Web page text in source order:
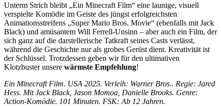
Unterm Strich bleibt „Ein Minecraft Film“ eine launige, visuell
verspielte Komödie im Geiste des jüngst erfolgreichsten
Animationsstreifens „Super Mario Bros. Movie“ (ebenfalls mit Jack
Black) und amüsantem Will Ferrell-Unsinn – aber auch ein Film, der
sich ganz auf die darstellerische Tatkraft seines Casts verlässt,
während die Geschichte nur als grobes Gerüst dient. Kreativität ist
der Schlüssel. Trotzdessen geben wir für den ultimativen
Klotzbuster unsere wärmste Empfehlung!
Ein Minecraft Film. USA 2025. Verleih: Warner Bros.. Regie: Jared
Hess. Mit Jack Black, Jason Momoa, Danielle Brooks. Genre:
Action-Komödie. 101 Minuten. FSK: Ab 12 Jahren.